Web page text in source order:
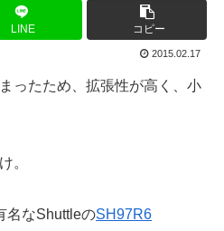
LINE コピー
2015.02.17
ったため、拡張性が高く、小
。
名なShuttleのSH97R6